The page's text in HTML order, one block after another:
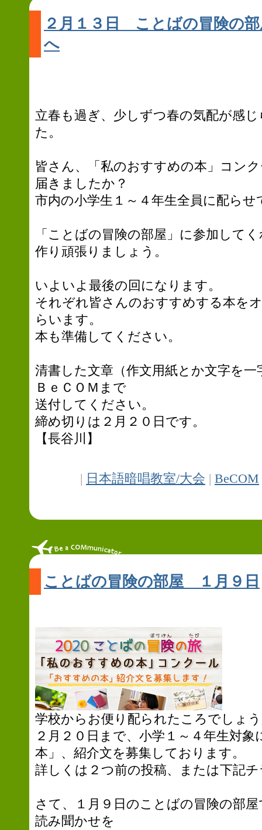
２月１３日 ことばの冒険の
へ
立春も過ぎ、少しずつ春の気配が感
た。
皆さん、「私のおすすめの本」コン
届きましたか？
市内の小学生１～４年生全員に配ら
「ことばの冒険の部屋」に参加して
作り頑張りましょう。
いよいよ最後の回になります。
それぞれ皆さんのおすすめする本を
らいます。
本も準備してください。
清書した文章（作文用紙とか文字を
ＢｅＣＯＭまで
送付してください。
締め切りは２月２０日です。
【長谷川】
| 日本語暗唱教室/大会 | BeCOM
ことばの冒険の部屋 １月９日
学校からお便り配られたころでしょ
２月２０日まで、小学１～４年生対
本」、紹介文を募集しております。
詳しくは２つ前の投稿、または下記
さて、１月９日のことばの冒険の部
読み聞かせを